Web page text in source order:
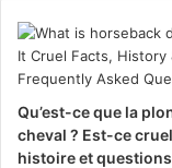
Qu’est-ce que la
cheval ? Est-ce
histoire et questions